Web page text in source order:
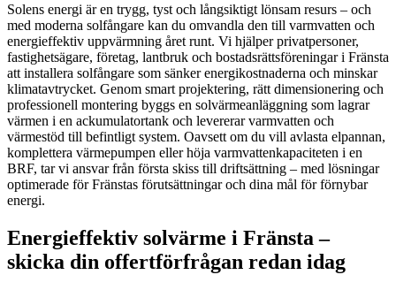
Solens energi är en trygg, tyst och långsiktigt lönsam resurs – och
med moderna solfångare kan du omvandla den till varmvatten och
energieffektiv uppvärmning året runt. Vi hjälper privatpersoner,
fastighetsägare, företag, lantbruk och bostadsrättsföreningar i Fränsta
att installera solfångare som sänker energikostnaderna och minskar
klimatavtrycket. Genom smart projektering, rätt dimensionering och
professionell montering byggs en solvärmeanläggning som lagrar
värmen i en ackumulatortank och levererar varmvatten och
värmestöd till befintligt system. Oavsett om du vill avlasta elpannan,
komplettera värmepumpen eller höja varmvattenkapaciteten i en
BRF, tar vi ansvar från första skiss till driftsättning – med lösningar
optimerade för Fränstas förutsättningar och dina mål för förnybar
energi.
Energieffektiv solvärme i Fränsta –
skicka din offertförfrågan redan idag